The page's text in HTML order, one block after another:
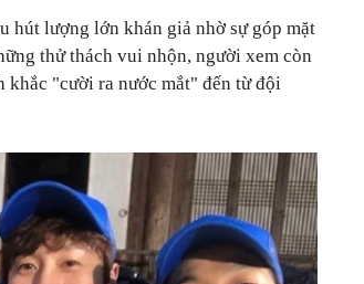
hút lượng lớn khán giả nhờ sự góp mặt
thử thách vui nhộn, người xem còn
khắc "cười ra nước mắt" đến từ đội